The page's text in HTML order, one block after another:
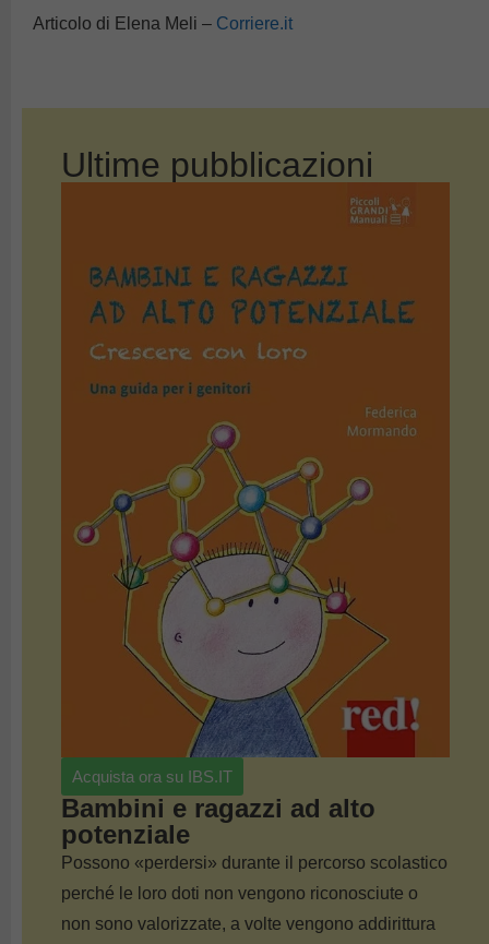
Articolo di Elena Meli – Corriere.it
Ultime pubblicazioni
Acquista ora su IBS.IT
Bambini e ragazzi ad alto
potenziale
Possono «perdersi» durante il percorso scolastico
perché le loro doti non vengono riconosciute o
non sono valorizzate, a volte vengono addirittura